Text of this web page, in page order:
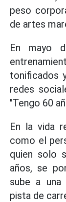
peso
de artes
En mayo
tonificados
redes
"Tengo 60
En la vida
como el
quien solo
años, se
sube a
pista de